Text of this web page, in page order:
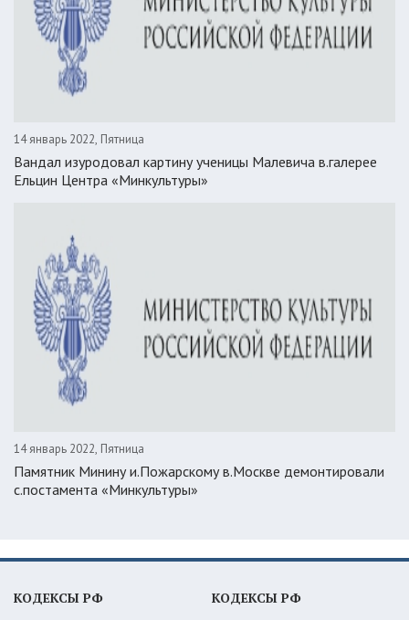
14 январь 2022, Пятница
Вандал изуродовал картину ученицы Малевича в.галерее
Ельцин Центра «Минкультуры»
14 январь 2022, Пятница
Памятник Минину и.Пожарскому в.Москве демонтировали
с.постамента «Минкультуры»
КОДЕКСЫ РФ КОДЕКСЫ РФ